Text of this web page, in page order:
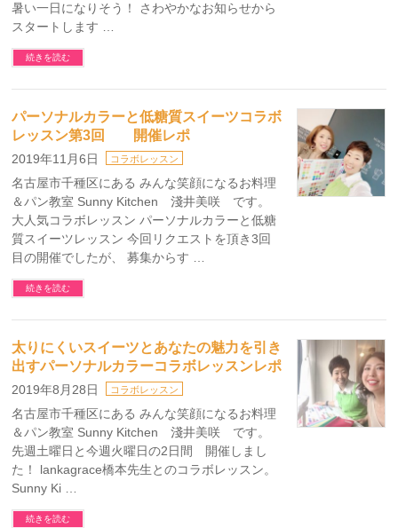
暑い一日になりそう！ さわやかなお知らせから
スタートします …
続きを読む
パーソナルカラーと低糖質スイーツコラボ
レッスン第3回 開催レポ
2019年11月6日 コラボレッスン
名古屋市千種区にある みんな笑顔になるお料理
＆パン教室 Sunny Kitchen 淺井美咲 です。
大人気コラボレッスン パーソナルカラーと低糖
質スイーツレッスン 今回リクエストを頂き3回
目の開催でしたが、 募集からす …
続きを読む
太りにくいスイーツとあなたの魅力を引き
出すパーソナルカラーコラボレッスンレポ
2019年8月28日 コラボレッスン
名古屋市千種区にある みんな笑顔になるお料理
＆パン教室 Sunny Kitchen 淺井美咲 です。
先週土曜日と今週火曜日の2日間 開催しまし
た！ lankagrace橋本先生とのコラボレッスン。
Sunny Ki …
続きを読む